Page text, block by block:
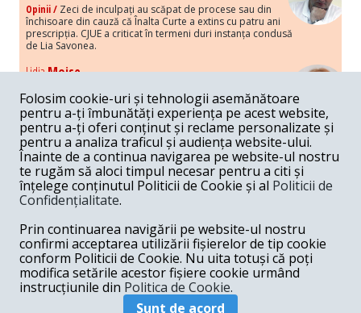
Opinii / Zeci de inculpați au scăpat de procese sau din
închisoare din cauză că Înalta Curte a extins cu patru ani
prescripția. CJUE a criticat în termeni duri instanța condusă
de Lia Savonea.
LidiaMoise
Costurile economice ale haosului politic
Opinii / Economia nu poate rezista cu retorica falsă a
susținerii intereselor poporului, care, de fapt, ascunde
obsesia menținerii privilegiilor și a averilor unor caste.
Melania Cincea
Noi puseuri de xenofobie din partea românilor
„neaoși”
Periodic, în spațiul public sunt voci care lansează
mesaje xenofobe la adresa câte unui politician care deranjează un
anumit grup politico-mediatic, într-un anumit moment.
ArmandGosu
Unirea cu Moldova: modele istorice
Unirea cu Moldova depinde de intensitatea
Folosim cookie-uri și tehnologii asemănătoare
pentru a-ți îmbunătăți experiența pe acest website,
pentru a-ți oferi conținut și reclame personalizate și
pentru a analiza traficul și audiența website-ului.
Înainte de a continua navigarea pe website-ul nostru
te rugăm să aloci timpul necesar pentru a citi și
înțelege conținutul Politicii de Cookie și al Politicii de
Confidențialitate.
Prin continuarea navigării pe website-ul nostru
confirmi acceptarea utilizării fișierelor de tip cookie
conform Politicii de Cookie. Nu uita totuși că poți
modifica setările acestor fișiere cookie urmând
instrucțiunile din Politica de Cookie.
Sunt de acord